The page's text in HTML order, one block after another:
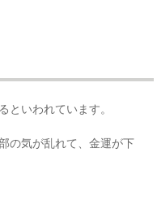
といわれています。
の気が乱れて、金運が下